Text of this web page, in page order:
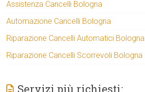
Assistenza Cancelli Bologna
Automazione Cancelli Bologna
Riparazione Cancelli Automatici Bologna
Riparazione Cancelli Scorrevoli Bologna
Servizi più richiesti: